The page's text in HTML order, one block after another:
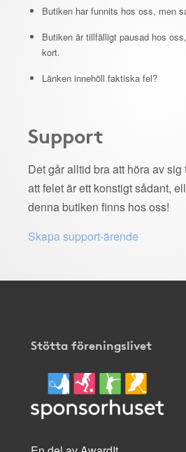
Butiken har funnits hos oss, men
Butiken är tillfälligt pausad hos
kort.
Länken innehöll faktiska fel?
Support
Det går alltid bra att höra av
att felet är ett konstigt sådant,
denna butiken finns hos oss!
Skapa support-ärende
Stötta föreningslivet